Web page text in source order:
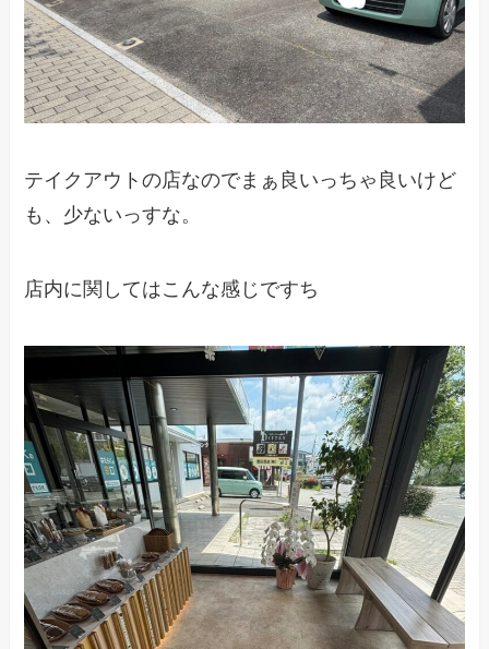
テイクアウトの店なのでまぁ良いっちゃ良いけど
も、少ないっすな。
店内に関してはこんな感じですち